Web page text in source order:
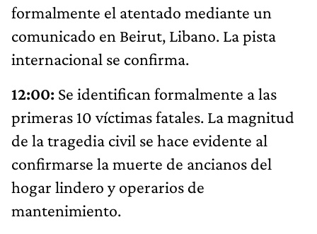
formalmente el atentado mediante un
comunicado en Beirut, Libano. La pista
internacional se confirma.
12:00: Se identifican formalmente a las
primeras 10 víctimas fatales. La magnitud
de la tragedia civil se hace evidente al
confirmarse la muerte de ancianos del
hogar lindero y operarios de
mantenimiento.